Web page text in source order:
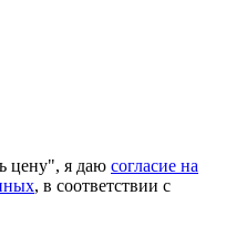
цену", я даю согласие на
, в соответствии с